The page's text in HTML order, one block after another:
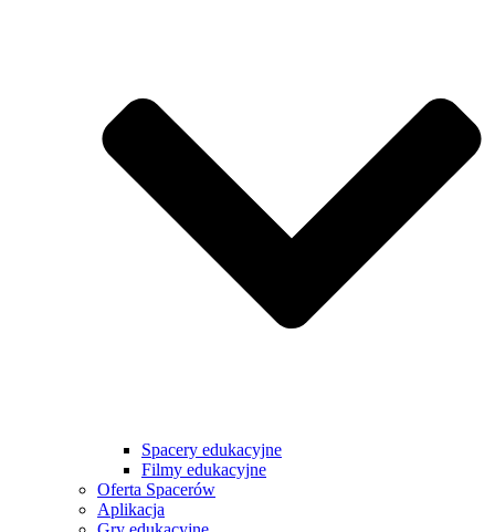
Spacery edukacyjne
Filmy edukacyjne
Oferta Spacerów
Aplikacja